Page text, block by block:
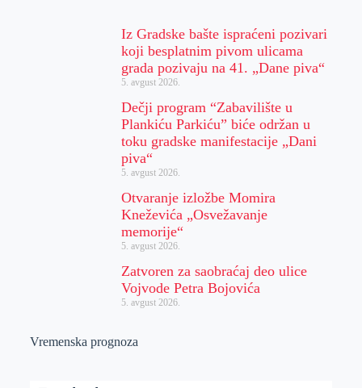
Iz Gradske bašte ispraćeni pozivari
koji besplatnim pivom ulicama
grada pozivaju na 41. „Dane piva“
5. avgust 2026.
Dečji program “Zabavilište u
Plankiću Parkiću” biće održan u
toku gradske manifestacije „Dani
piva“
5. avgust 2026.
Otvaranje izložbe Momira
Kneževića „Osvežavanje
memorije“
5. avgust 2026.
Zatvoren za saobraćaj deo ulice
Vojvode Petra Bojovića
5. avgust 2026.
Vremenska prognoza